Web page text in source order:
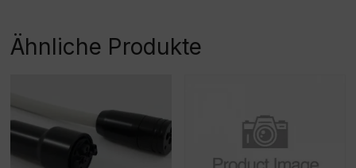
Rücknahme/Umtausch
dieser Ware nicht möglich
ahme /Umtausch nicht
möglich!
Ähnliche Produkte